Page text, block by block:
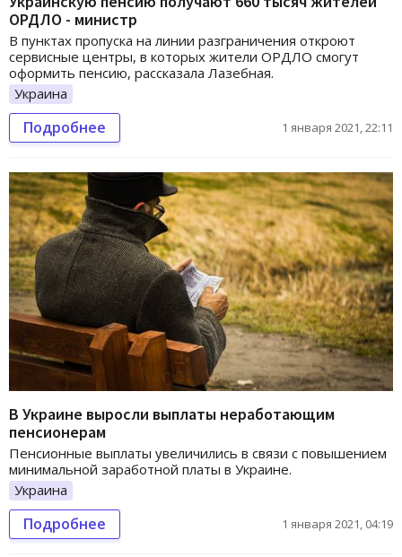
ОРДЛО - министр
В пунктах пропуска на линии разграничения откроют
сервисные центры, в которых жители ОРДЛО смогут
оформить пенсию, рассказала Лазебная.
Украина
Подробнее 1 января 2021, 22:11
В Украине выросли выплаты неработающим
пенсионерам
Пенсионные выплаты увеличились в связи с повышением
минимальной заработной платы в Украине.
Украина
Подробнее 1 января 2021, 04:19